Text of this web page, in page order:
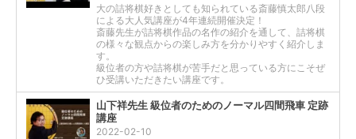
大の詰将棋好きとしても知られている斎藤慎太郎八段
による大人気講座が4年連続開催決定！
斎藤先生が詰将棋作品の名作の紹介を通して、詰将棋
の様々な観点からの楽しみ方を分かりやすく紹介しま
す。
級位者の方や詰将棋が苦手だと思っている方にこそぜ
ひ受講いただきたい講座です。
山下祥先生 級位者のためのノーマル四間飛車 定跡
講座
2022-02-10